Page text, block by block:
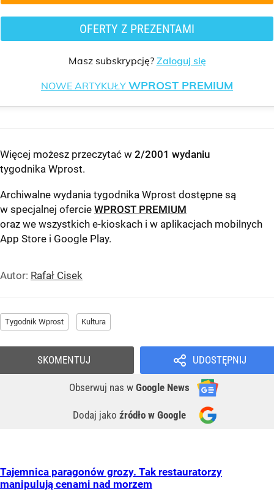
OFERTY Z PREZENTAMI
Masz subskrypcję? Zaloguj się
NOWE ARTYKUŁY WPROST PREMIUM
Więcej możesz przeczytać w 2/2001 wydaniu
tygodnika Wprost.
Archiwalne wydania tygodnika Wprost dostępne są
w specjalnej ofercie WPROST PREMIUM
oraz we wszystkich e-kioskach i w aplikacjach mobilnych
App Store i Google Play.
Autor: Rafał Cisek
Tygodnik Wprost Kultura
UDOSTĘPNIJ
Obserwuj nas w Google News
Dodaj jako źródło w Google
SKOMENTUJ
Tajemnica paragonów grozy. Tak restauratorzy
manipulują cenami nad morzem